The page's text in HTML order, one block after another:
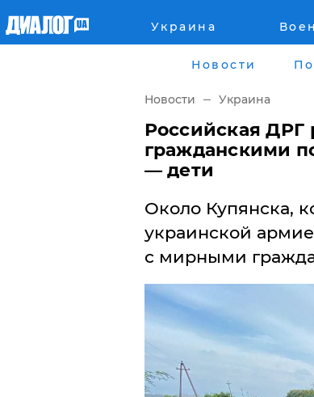
Украина
Военное обозрение
Наука и Техника
Города
Киев
Львов
Новости
Новости Украина
Российская ДРГ
гражданскими
— дети
​Около Купянска,
украинской
с мирными